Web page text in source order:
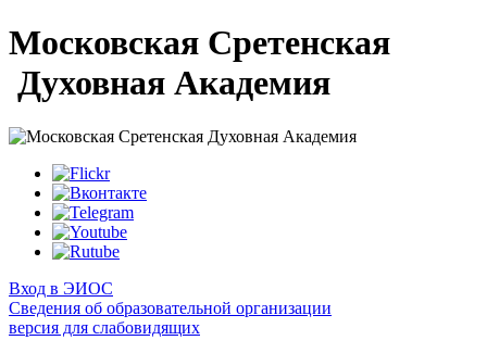
Московская Сретенская
Духовная Академия
Вход в ЭИОС
Сведения об образовательной организации
версия для слабовидящих